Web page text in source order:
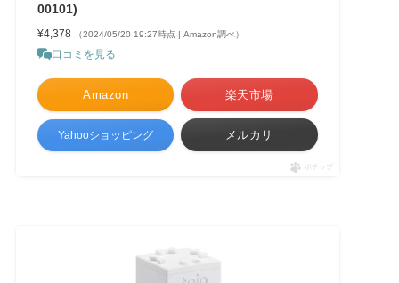
00101)
¥4,378 （2024/05/20 19:27時点 | Amazon調べ）
口コミを見る
Amazon 楽天市場
Yahooショッピング メルカリ
ポチップ